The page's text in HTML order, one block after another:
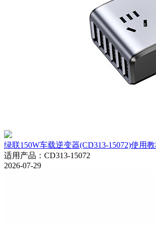
绿联150W车载逆变器(CD313-15072)使用
适用产品 ： CD313-15072
2026-07-29